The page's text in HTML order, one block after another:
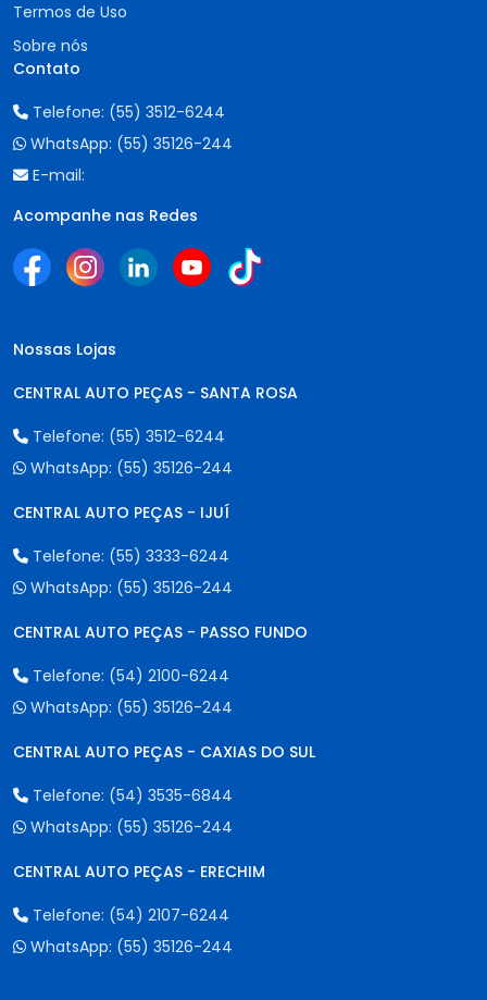
Termos de Uso
Sobre nós
Contato
Telefone: (55) 3512-6244
WhatsApp: (55) 35126-244
E-mail:
Acompanhe nas Redes
Nossas Lojas
CENTRAL AUTO PEÇAS - SANTA ROSA
Telefone: (55) 3512-6244
WhatsApp: (55) 35126-244
CENTRAL AUTO PEÇAS - IJUÍ
Telefone: (55) 3333-6244
WhatsApp: (55) 35126-244
CENTRAL AUTO PEÇAS - PASSO FUNDO
Telefone: (54) 2100-6244
WhatsApp: (55) 35126-244
CENTRAL AUTO PEÇAS - CAXIAS DO SUL
Telefone: (54) 3535-6844
WhatsApp: (55) 35126-244
CENTRAL AUTO PEÇAS - ERECHIM
Telefone: (54) 2107-6244
WhatsApp: (55) 35126-244